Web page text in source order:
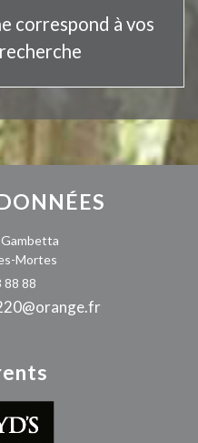
correspond à vos
Mortes
88 88